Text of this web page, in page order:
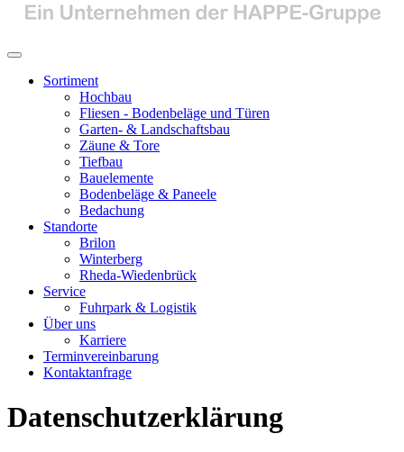
Sortiment
Hochbau
Fliesen - Bodenbeläge und Türen
Garten- & Landschaftsbau
Zäune & Tore
Tiefbau
Bauelemente
Bodenbeläge & Paneele
Bedachung
Standorte
Brilon
Winterberg
Rheda-Wiedenbrück
Service
Fuhrpark & Logistik
Über uns
Karriere
Terminvereinbarung
Kontaktanfrage
Datenschutzerklärung